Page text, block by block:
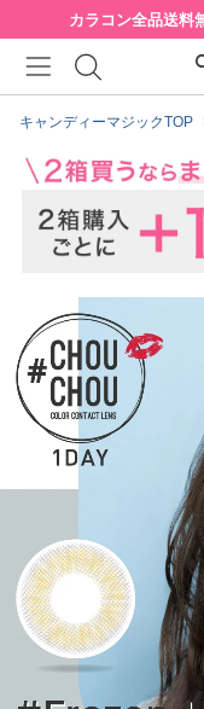
カラコン全品送料
キャンディーマジックTOP